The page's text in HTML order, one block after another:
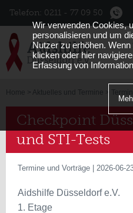
Wir verwenden Cookies,
personalisieren und um
Nutzer zu erhöhen.
klicken oder hier
Erfassung von
Telefon: 0211 - 77 09 50
Home Aktuelles und Termine >
Checkpoint
und STI-Tests
Termine und Vorträge | 2026-06-
Aidshilfe Düsseldorf e.V.
1. Etage